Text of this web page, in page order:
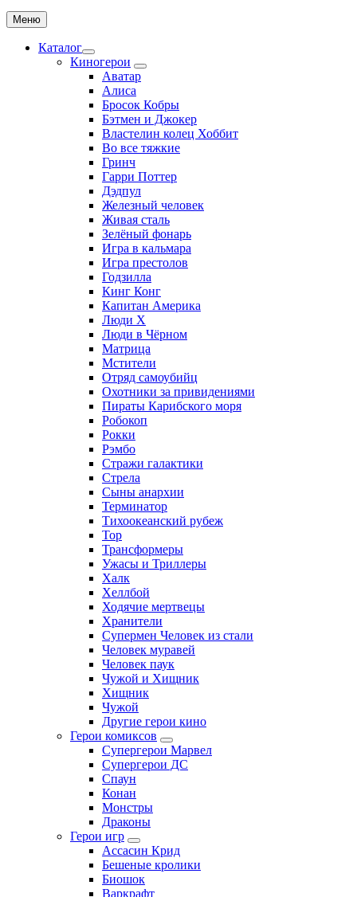
Меню
Каталог
Киногерои
Аватар
Алиса
Бросок Кобры
Бэтмен и Джокер
Властелин колец Хоббит
Во все тяжкие
Гринч
Гарри Поттер
Дэдпул
Железный человек
Живая сталь
Зелёный фонарь
Игра в кальмара
Игра престолов
Годзилла
Кинг Конг
Капитан Америка
Люди X
Люди в Чёрном
Матрица
Мстители
Отряд самоубийц
Охотники за привидениями
Пираты Карибского моря
Робокоп
Рокки
Рэмбо
Стражи галактики
Стрела
Сыны анархии
Терминатор
Тихоокеанский рубеж
Тор
Трансформеры
Ужасы и Триллеры
Халк
Хеллбой
Ходячие мертвецы
Хранители
Супермен Человек из стали
Человек муравей
Человек паук
Чужой и Хищник
Хищник
Чужой
Другие герои кино
Герои комиксов
Супергерои Марвел
Супергерои ДС
Спаун
Конан
Монстры
Драконы
Герои игр
Ассасин Крид
Бешеные кролики
Биошок
Варкрафт